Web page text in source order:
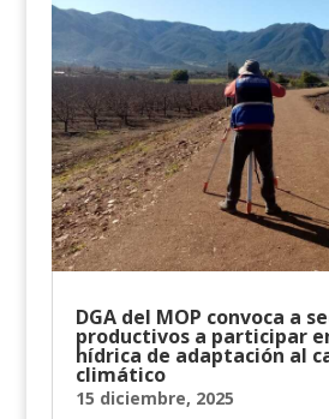
DGA del MOP convoca a
productivos a participar
hídrica de adaptación al
climático
15 diciembre, 2025